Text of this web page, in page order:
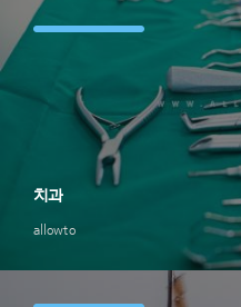
allowto
치과